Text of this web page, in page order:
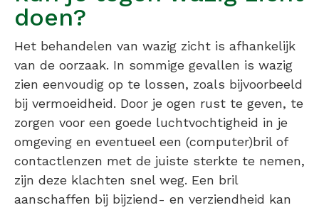
doen?
Het behandelen van wazig zicht is afhankelijk
van de oorzaak. In sommige gevallen is wazig
zien eenvoudig op te lossen, zoals bijvoorbeeld
bij vermoeidheid. Door je ogen rust te geven, te
zorgen voor een goede luchtvochtigheid in je
omgeving en eventueel een (computer)bril of
contactlenzen met de juiste sterkte te nemen,
zijn deze klachten snel weg. Een bril
aanschaffen bij bijziend- en verziendheid kan